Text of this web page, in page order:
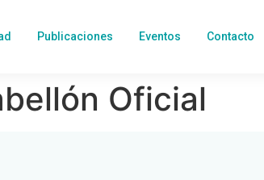
Publicaciones Eventos Contacto
Oficial